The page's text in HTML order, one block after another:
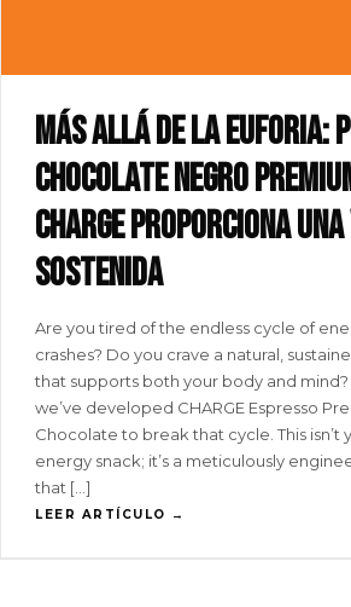
Más allá de la euforia:
chocolate negro
CHARGE proporciona
sostenida
Are you tired of the endless cycle of
crashes? Do you crave a natural,
that supports both your body and mind?
we’ve developed CHARGE Espresso
Chocolate to break that cycle. This isn’t
energy snack; it’s a meticulously
that […]
LEER ARTÍCULO →